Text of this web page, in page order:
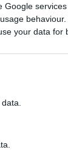
your data for